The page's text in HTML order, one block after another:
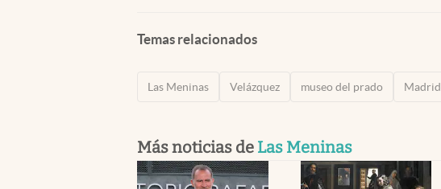
Temas relacionados
Las Meninas Velázquez museo del prado Madrid
Más noticias de Las Meninas